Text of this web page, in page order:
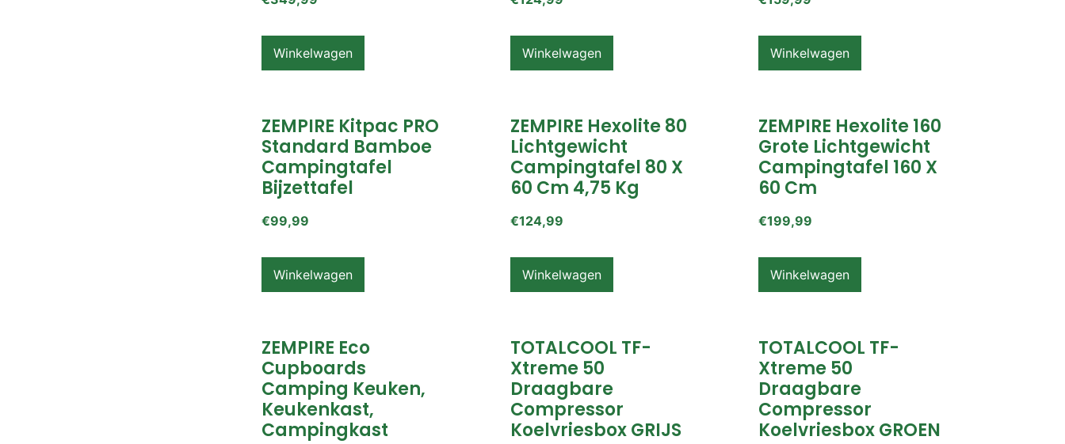
Winkelwagen Winkelwagen Winkelwagen
ZEMPIRE Kitpac PRO
Standard Bamboe
Campingtafel
Bijzettafel
€99,99
Winkelwagen
ZEMPIRE Hexolite 80
Lichtgewicht
Campingtafel 80 X
60 Cm 4,75 Kg
€124,99
Winkelwagen
ZEMPIRE Hexolite 160
Grote Lichtgewicht
Campingtafel 160 X
60 Cm
€199,99
Winkelwagen
ZEMPIRE Eco
Cupboards
Camping Keuken,
Keukenkast,
Campingkast
TOTALCOOL TF-
Xtreme 50
Draagbare
Compressor
Koelvriesbox GRIJS
TOTALCOOL TF-
Xtreme 50
Draagbare
Compressor
Koelvriesbox GROEN